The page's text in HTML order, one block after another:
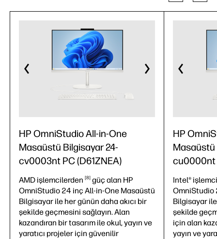
HP OmniStudio All-in-One
Masaüstü Bilgisayar 24-
cv0003nt PC (D61ZNEA)
AMD işlemcilerden 8 güç alan HP
OmniStudio 24 inç All-in-One Masaüstü
Bilgisayar ile her günün daha akıcı bir
şekilde geçmesini sağlayın. Alan
kazandıran bir tasarım ile okul, yayın ve
yaratıcı projeler için güvenilir
HP
Masaüstü
cu0000nt
Intel®
OmniStudio
Bilgisayar
şekilde
için alan
yayın ve